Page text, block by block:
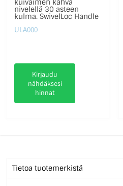
kuivaimen kahva
nivelellä 30 asteen
kulma. SwivelLoc Handle
ULA000
Kirjaudu
nähdäksesi
hinnat
Tietoa tuotemerkistä